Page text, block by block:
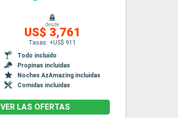
desde
US$ 3,761
Tasas: +US$ 911
Todo incluido
Propinas incluidas
Noches AzAmazing incluidas
Comidas incluidas
VER LAS OFERTAS